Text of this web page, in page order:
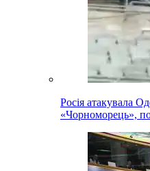
Росія атакувала
«Чорноморець»,